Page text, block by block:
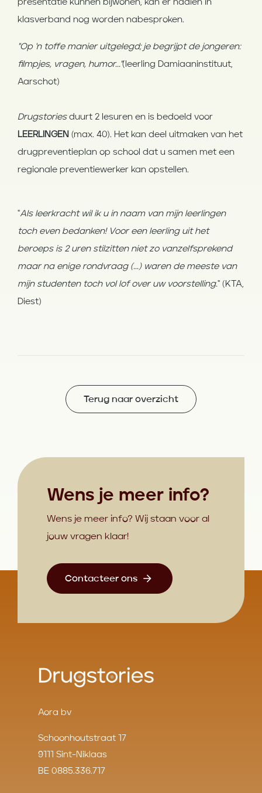
presentatie kunnen bijwonen, kan er nadien in
klasverband nog worden nabesproken.
"Op 'n toffe manier uitgelegd; je begrijpt de jongeren:
filmpjes, vragen, humor..."(leerling Damiaaninstituut,
Aarschot)
Drugstoriesduurt 2 lesuren en is bedoeld voor
LEERLINGEN (max. 40). Het kan deel uitmaken van het
drugpreventieplan op school dat u samen met een
regionale preventiewerker kan opstellen.
"Als leerkracht wil ik u in naam van mijn leerlingen
toch even bedanken! Voor een leerling uit het
beroeps is 2 uren stilzitten niet zo vanzelfsprekend
maar na enige rondvraag (...) waren de meeste van
mijn studenten toch vol lof over uw voorstelling." (KTA,
Diest)
Terug naar overzicht
Wens je meer info?
Wens je meer info? Wij staan voor al
jouw vragen klaar!
Contacteer ons
Aora bv
Schoonhoutstraat 17
9111 Sint-Niklaas
BE 0885.336.717